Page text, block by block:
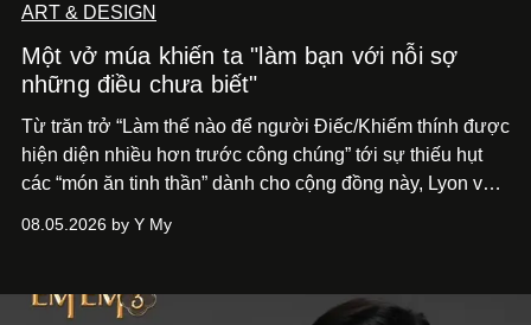
ART & DESIGN
Một vở múa khiến ta "làm bạn với nỗi sợ
những điều chưa biết"
Từ trăn trở “Làm thế nào để người Điếc/Khiếm thính được
hiện diện nhiều hơn trước công chúng” tới sự thiếu hụt
các “món ăn tinh thần” dành cho cộng đồng này, Lyon và
phẩm múa đương đại thành hiện thực, mang tên Lắng
08.05.2026 by Y My